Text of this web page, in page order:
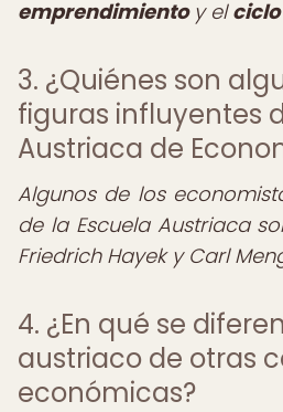
emprendimientoy el
3. ¿Quiénes son
figuras influyentes
Austriaca de
Algunos de los
de la Escuela Austriaca
Friedrich Hayek y Carl
4. ¿En qué se
austriaco de otras
económicas?